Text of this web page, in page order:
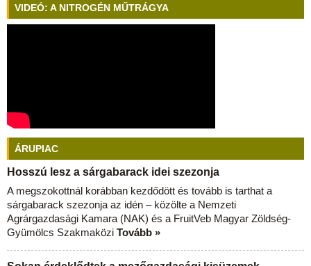
VIDEÓ: A NITROGÉN MŰTRÁGYA
ÁRUPIAC
Hosszú lesz a sárgabarack idei szezonja
A megszokottnál korábban kezdődött és tovább is tarthat a
sárgabarack szezonja az idén – közölte a Nemzeti
Agrárgazdasági Kamara (NAK) és a FruitVeb Magyar Zöldség-
Gyümölcs Szakmaközi Tovább »